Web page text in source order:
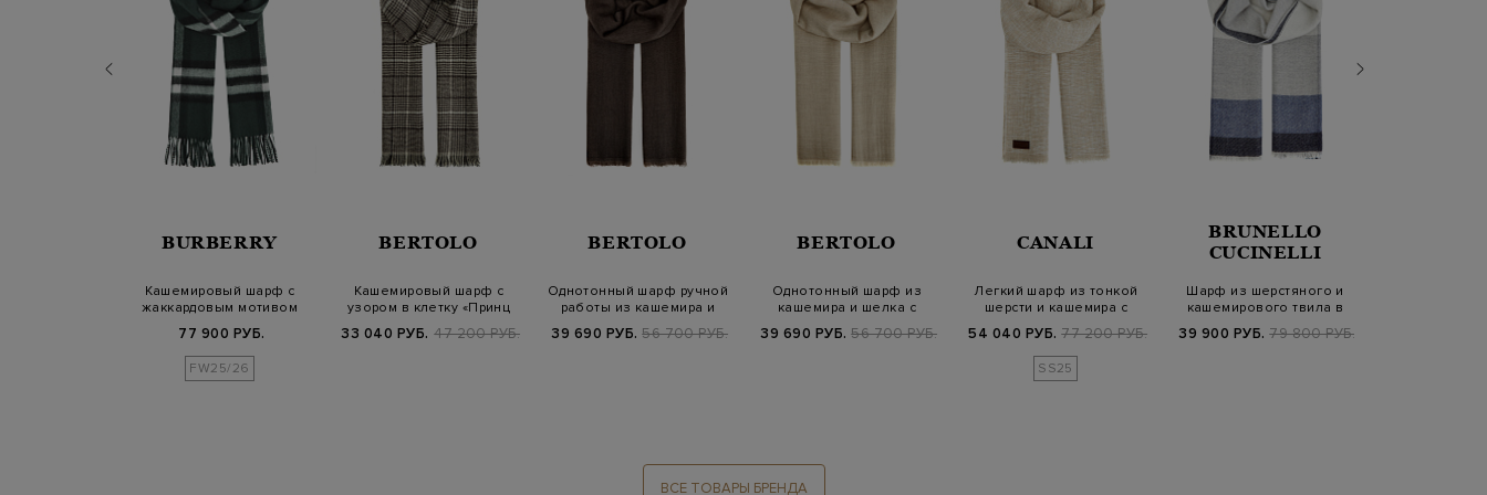
BURBERRY
Кашемировый шарф с
жаккардовым мотивом
77 900 РУБ.
FW25/26
BERTOLO
Кашемировый шарф с
узором в клетку «Принц
33 040 РУБ. 47 200 РУБ.
BERTOLO
Однотонный шарф ручной
работы из кашемира и
39 690 РУБ. 56 700 РУБ.
BERTOLO
Однотонный шарф из
кашемира и шелка с
39 690 РУБ. 56 700 РУБ.
CANALI
Легкий шарф из тонкой
шерсти и кашемира с
54 040 РУБ. 77 200 РУБ.
SS25
BRUNELLO
CUCINELLI
Шарф из шерстяного и
кашемирового твила в
39 900 РУБ. 79 800 РУБ.
ВСЕ ТОВАРЫ БРЕНДА